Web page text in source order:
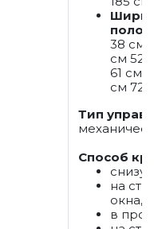
38 см
см 52
61 см
см 72
Тип
Способ
на
окна,
в